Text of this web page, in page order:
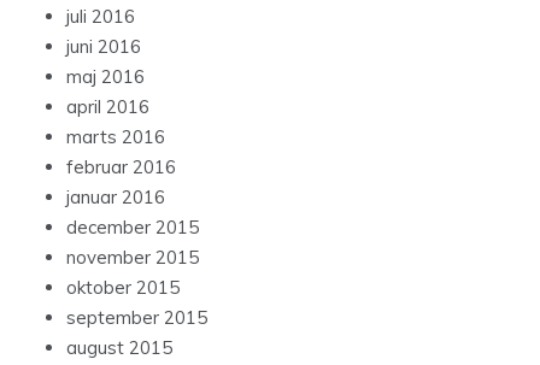
juli 2016
juni 2016
maj 2016
april 2016
marts 2016
februar 2016
januar 2016
december 2015
november 2015
oktober 2015
september 2015
august 2015